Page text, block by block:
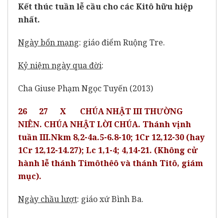
Kết thúc tuần lễ cầu cho các Kitô hữu hiệp
nhất.
Ngày bổn mạng: giáo điểm Ruộng Tre.
Kỷ niệm ngày qua đời:
Cha Giuse Phạm Ngọc Tuyến (2013)
26 27 X CHÚA NHẬT III THƯỜNG
NIÊN. CHÚA NHẬT LỜI CHÚA. Thánh vịnh
tuần III.Nkm 8,2-4a.5-6.8-10; 1Cr 12,12-30 (hay
1Cr 12,12-14.27); Lc 1,1-4; 4,14-21. (Không cử
hành lễ thánh Timôthêô và thánh Titô, giám
mục).
Ngày chầu lượt: giáo xứ Bình Ba.